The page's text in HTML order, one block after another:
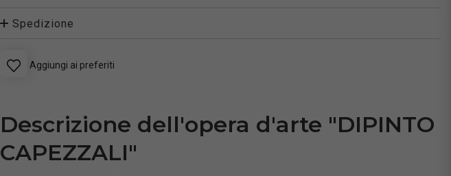
Spedizione
Aggiungi ai preferiti
Descrizione dell'opera d'arte "DIPINTO
CAPEZZALI"